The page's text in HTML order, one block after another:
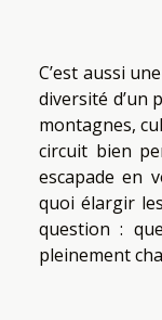
C’est aussi
diversité d’un
montagnes,
circuit bien
escapade en
quoi élargir
question :
pleinement